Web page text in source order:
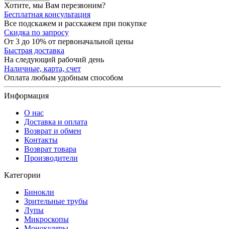
Хотите, мы Вам перезвоним?
Бесплатная консультация
Все подскажем и расскажем при покупке
Скидка по запросу
От 3 до 10% от первоначальной цены
Быстрая доставка
На следующий рабочий день
Наличные, карта, счет
Оплата любым удобным способом
Информация
О нас
Доставка и оплата
Возврат и обмен
Контакты
Возврат товара
Производители
Категории
Бинокли
Зрительные трубы
Лупы
Микроскопы